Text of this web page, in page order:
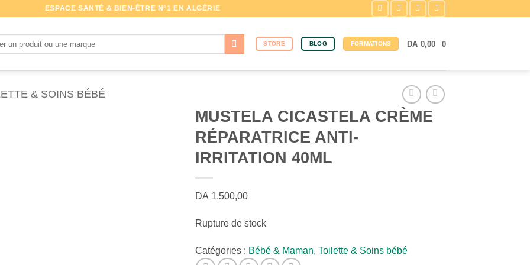
ESPACE SANTÉ & BIEN-ÊTRE N°1 EN ALGÉRIE
STORE BLOG FORMATIONS DA 0,00 0
& SOINS BÉBÉ
MUSTELA CICASTELA CRÈME
RÉPARATRICE ANTI-
IRRITATION 40ML
DA 1.500,00
Rupture de stock
Catégories : Bébé & Maman, Toilette & Soins bébé